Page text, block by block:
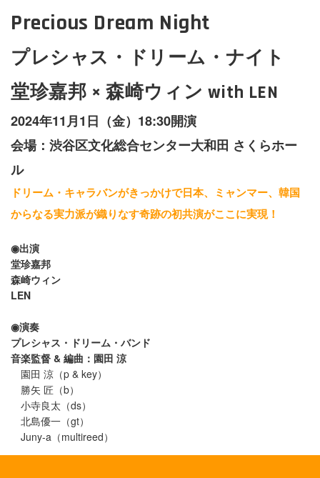
Precious Dream Night
プレシャス・ドリーム・ナイト
堂珍嘉邦 × 森崎ウィン with LEN
2024年11月1日（金）18:30開演
会場：渋谷区文化総合センター大和田 さくらホー
ル
ドリーム・キャラバンがきっかけで日本、ミャンマー、韓国
からなる実力派が織りなす奇跡の初共演がここに実現！
◉出演
堂珍嘉邦
森崎ウィン
LEN
◉演奏
プレシャス・ドリーム・バンド
音楽監督 & 編曲：園田 涼
園田 涼（p & key）
勝矢 匠（b）
小寺良太（ds）
北島優一（gt）
Juny-a（multireed）